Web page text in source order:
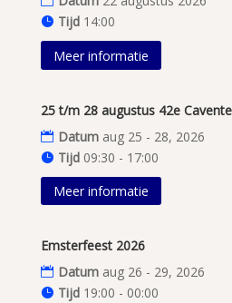
Tijd 14:00
Meer informatie
25 t/m 28 augustus 42e
Datum aug 25 - 28, 2026
Tijd 09:30 - 17:00
Meer informatie
Emsterfeest 2026
Datum aug 26 - 29, 2026
Tijd 19:00 - 00:00